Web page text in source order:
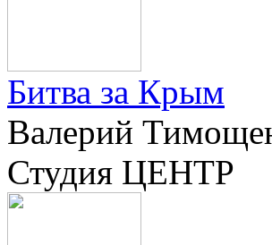
Битва за Крым
Валерий
Студия ЦЕНТР